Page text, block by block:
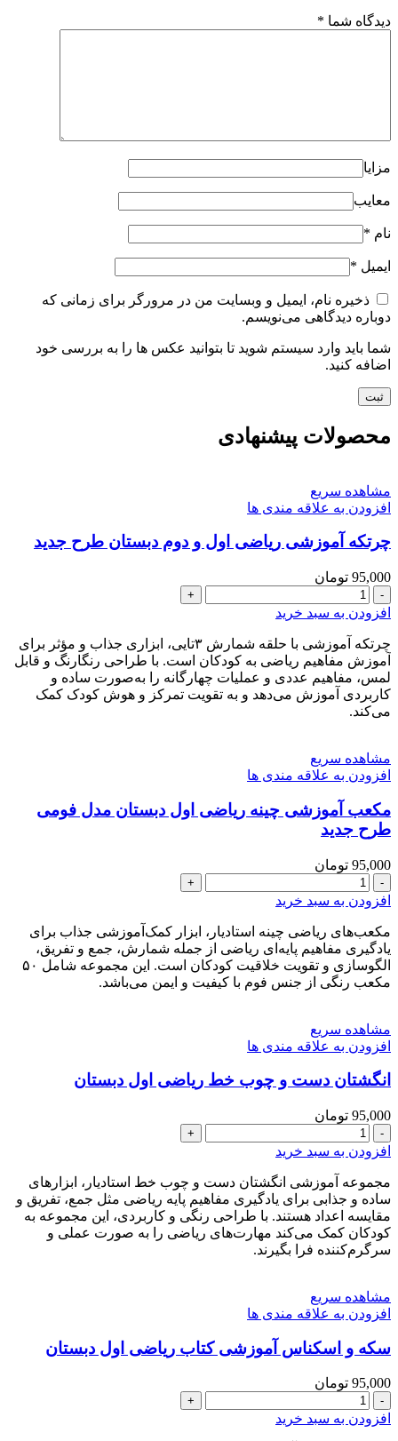
دیدگاه شما *
مزایا
معایب
نام *
ایمیل *
ذخیره نام، ایمیل و وبسایت من در مرورگر برای زمانی که
دوباره دیدگاهی می‌نویسم.
شما باید وارد سیستم شوید تا بتوانید عکس ها را به بررسی خود
اضافه کنید.
محصولات پیشنهادی
مشاهده سریع
افزودن به علاقه مندی ها
چرتکه آموزشی ریاضی اول و دوم دبستان طرح جدید
95,000 تومان
چرتکه
آموزشی
اول
و
دوم
دبستان
طرح
افزودن به سبد خرید
چرتکه آموزشی با حلقه شمارش ۳تایی، ابزاری جذاب و مؤثر برای
آموزش مفاهیم ریاضی به کودکان است. با طراحی رنگارنگ و قابل
لمس، مفاهیم عددی و عملیات چهارگانه را به‌صورت ساده و
کاربردی آموزش می‌دهد و به تقویت تمرکز و هوش کودک کمک
می‌کند.
مشاهده سریع
افزودن به علاقه مندی ها
مکعب آموزشی چینه ریاضی اول دبستان مدل فومی
طرح جدید
95,000 تومان
مکعب
آموزشی
ریاضی
اول
دبستان
مدل
جدید
عدد
افزودن به سبد خرید
مکعب‌های ریاضی چینه استادیار، ابزار کمک‌آموزشی جذاب برای
یادگیری مفاهیم پایه‌ای ریاضی از جمله شمارش، جمع و تفریق،
الگو‌سازی و تقویت خلاقیت کودکان است. این مجموعه شامل ۵۰
مکعب رنگی از جنس فوم با کیفیت و ایمن می‌باشد.
مشاهده سریع
افزودن به علاقه مندی ها
انگشتان دست و چوب خط ریاضی اول دبستان
95,000 تومان
انگشتان
دست
چوب
خط
ریاضی
اول
دبستان
افزودن به سبد خرید
مجموعه آموزشی انگشتان دست و چوب خط استادیار، ابزارهای
ساده و جذابی برای یادگیری مفاهیم پایه ریاضی مثل جمع، تفریق و
مقایسه اعداد هستند. با طراحی رنگی و کاربردی، این مجموعه به
کودکان کمک می‌کند مهارت‌های ریاضی را به صورت عملی و
سرگرم‌کننده فرا بگیرند.
مشاهده سریع
افزودن به علاقه مندی ها
سکه و اسکناس آموزشی کتاب ریاضی اول دبستان
95,000 تومان
سکه
و
افزودن به سبد خرید